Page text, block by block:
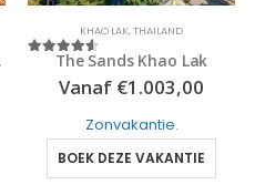
KHAO LAK,THAILAND
out of 5
The Sands Khao Lak
Vanaf €1.003,00
Zonvakantie.
BOEK DEZE VAKANTIE